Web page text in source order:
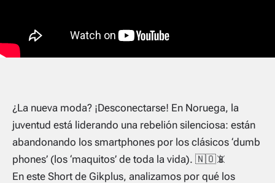
¿La nueva moda? ¡Desconectarse! En Noruega, la
juventud está liderando una rebelión silenciosa: están
abandonando los smartphones por los clásicos ‘dumb
phones’ (los ‘maquitos’ de toda la vida). 🇳🇴📵
En este Short de Gikplus, analizamos por qué los